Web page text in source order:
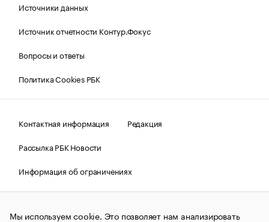
Источники данных
Источник отчетности Контур.Фокус
Вопросы и ответы
Политика Cookies РБК
Контактная информация
Редакция
Рассылка РБК Новости
Информация об ограничениях
Правовая информация
О соблюдении авторских прав
© АО «РОСБИЗНЕСКОНСАЛТИНГ»,1995–2026.Сообщения
Мы используем cookie. Это позволяет нам анализировать